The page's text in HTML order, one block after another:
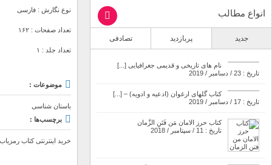
نوع نگارش : فارسی
تعداد صفحات : ۱۶۲
تعداد جلد : ۱
موضوعات :
باستان شناسی
برچسب‌ها :
خرید اینترنتی کتاب
انواع مطالب
جدید پربازدید تصادفی
نام های تاریخی و قدیمی جغرافیایی [...]
تاریخ : 23 / دسامبر / 2019
کتاب گلهای ارغوان (ادعیه و ادویه) – [...]
تاریخ : 17 / دسامبر / 2019
کتاب حرز الامان مَن فَتَنِ الزَّمان
تاریخ : 11 / سپتامبر / 2018